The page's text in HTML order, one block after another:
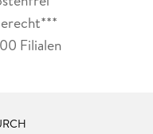
Filialen